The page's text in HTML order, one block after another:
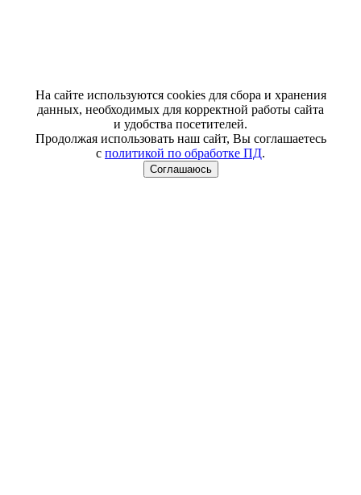
На сайте используются cookies для сбора и хранения
данных, необходимых для корректной работы сайта
и удобства посетителей.
Продолжая использовать наш сайт, Вы соглашаетесь
с политикой по обработке ПД.
Соглашаюсь